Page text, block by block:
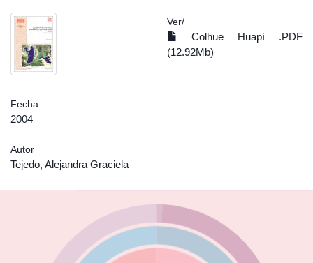
Ver/
Colhue Huapí .PDF
(12.92Mb)
Fecha
2004
Autor
Tejedo, Alejandra Graciela